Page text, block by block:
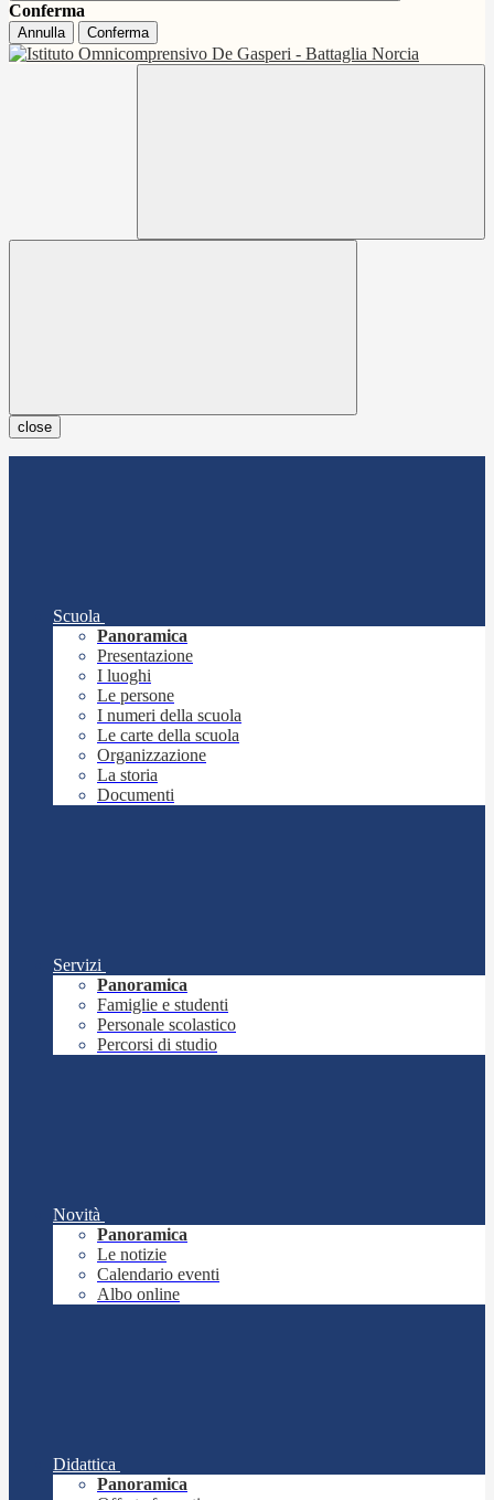
Conferma
Annulla Conferma
close
Scuola
Panoramica
Presentazione
I luoghi
Le persone
I numeri della scuola
Le carte della scuola
Organizzazione
La storia
Documenti
Servizi
Panoramica
Famiglie e studenti
Personale scolastico
Percorsi di studio
Novità
Panoramica
Le notizie
Calendario eventi
Albo online
Didattica
Panoramica